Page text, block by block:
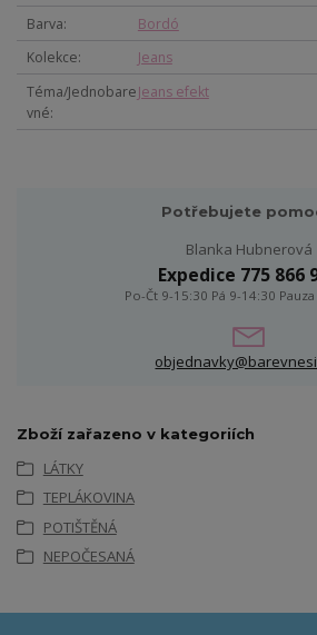
Barva
Bordó
Kolekce
Jeans
Téma/Jednobare
vné
Jeans efekt
Potřebujete
Blanka Hubnerová
Expedice 775 866
Po-Čt 9-15:30 Pá 9-14:30
Zboží zařazeno v kategoriích
LÁTKY
TEPLÁKOVINA
POTIŠTĚNÁ
NEPOČESANÁ